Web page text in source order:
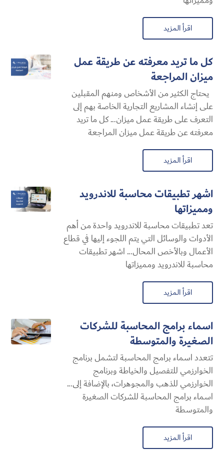
اقرأ المزيد
كل ما تريد معرفته عن طريقة عمل
ميزان المراجعة
يحتاج الكثير من الأشخاص ومنهم المقبلين
على إنشاء المشاريع التجارية الخاصة بهم إلى
التعرف على طريقة عمل ميزان... كل ما تريد
معرفته عن طريقة عمل ميزان المراجعة
اقرأ المزيد
اشهر تطبيقات محاسبة للاندرويد
ومميزاتها
تعد تطبيقات محاسبة للاندرويد واحدة من أهم
الأدوات والوسائل التي يتم اللجوء إليها في قطاع
الأعمال وبالأخص المحال... اشهر تطبيقات
محاسبة للاندرويد ومميزاتها
اقرأ المزيد
اسماء برامج المحاسبة للشركات
الصغيرة والمتوسطة
تتعدد اسماء برامج المحاسبة لتشمل برنامج
الخوارزمي للتفصيل والخياطة وبرنامج
الخوارزمي للذهب والمجوهرات، بالإضافة إلى...
اسماء برامج المحاسبة للشركات الصغيرة
والمتوسطة
اقرأ المزيد